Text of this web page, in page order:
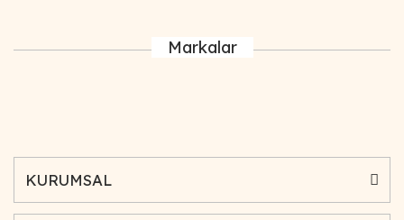
Markalar
KURUMSAL